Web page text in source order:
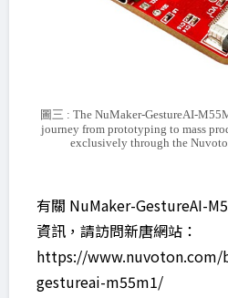
圖三 : The NuMaker-GestureAI-
journey from prototyping to mass
exclusively through the
有關 NuMaker-GestureAI-
資訊，請訪問新唐網站：
https://www.nuvoton.com/
gestureai-m55m1/